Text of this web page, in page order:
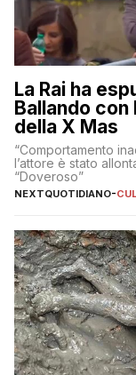
La Rai ha
Ballando
della X Mas
“Comportamento
l’attore è stato
“Doveroso”
NEXTQUOTIDIANO-